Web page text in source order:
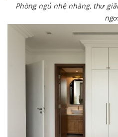
Phòng ngủ nhệ nhàng, thư